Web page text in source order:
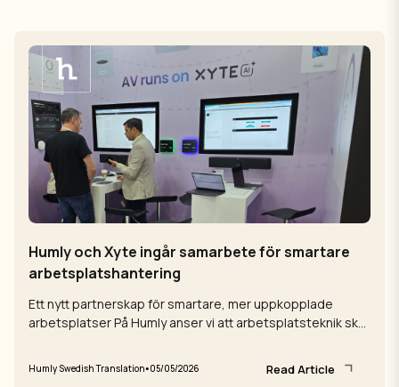
Humly och Xyte ingår samarbete för smartare
arbetsplatshantering
Ett nytt partnerskap för smartare, mer uppkopplade
arbetsplatser På Humly anser vi att arbetsplatsteknik ska
Humly Swedish Translation•05/05/2026 Read Article